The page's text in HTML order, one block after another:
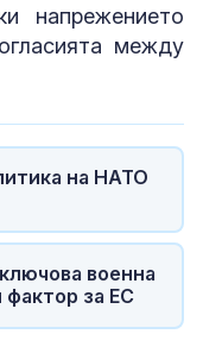
напрежението
между
на НАТО
военна
за ЕС